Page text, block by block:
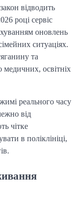
відводить
році сервіс
оновлень
ситуаціях.
та
освітніх
реального часу
від
чітке
в поліклініці,